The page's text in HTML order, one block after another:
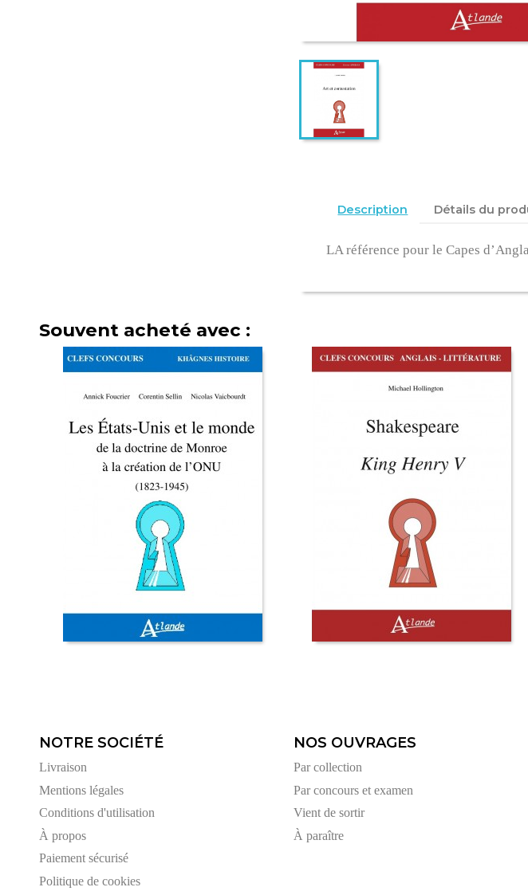
Description Détails du
LA référence pour le Capes
Souvent acheté avec :
NOTRE SOCIÉTÉ
Livraison
Mentions légales
Conditions d'utilisation
À propos
Paiement sécurisé
Politique de cookies
NOS OUVRAGES
Par collection
Par concours et examen
Vient de sortir
À paraître